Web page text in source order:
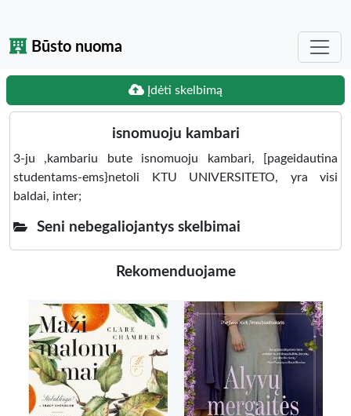
Būsto nuoma
Įdėti skelbimą
isnomuoju kambari
3-ju ,kambariu bute isnomuoju kambari, [pageidautina
studentams-ems}netoli KTU UNIVERSITETO, yra visi
baldai, inter;
Seni nebegaliojantys skelbimai
Rekomenduojame